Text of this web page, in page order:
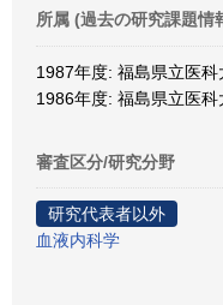
所属 (過去の研究課題情
1987年度: 福島県立医
1986年度: 福島県立医
審査区分/研究分野
研究代表者以外
血液内科学